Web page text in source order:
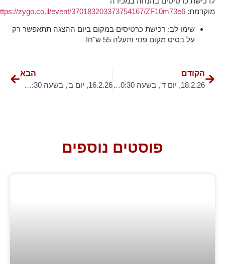
מוקדמת: zygo.co.il/event/370183203373754167/ZF10m73e6
שימו לב: רכישת כרטיסים במקום ביום ההצגה תתאפשר רק
על בסיס מקום פנוי ותעלה 55 ש"ח!
הקודם
18.2.26, יום ד', בשעה 20:30 – "הילד חולם" – הצגת מקור
הבא
16.2.26, יום ב', בשעה 20:30 – "הילד חולם" – הצגת מקור
פוסטים נוספים